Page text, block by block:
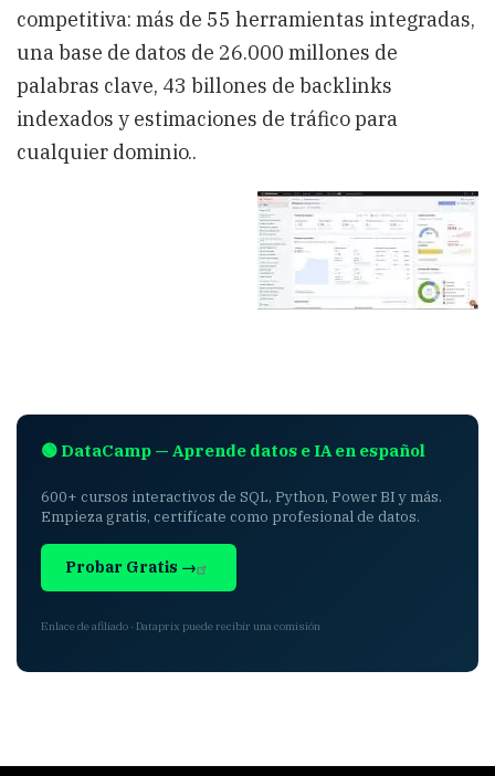
competitiva: más de 55 herramientas integradas,
una base de datos de 26.000 millones de
palabras clave, 43 billones de backlinks
indexados y estimaciones de tráfico para
cualquier dominio..
🟢 DataCamp — Aprende datos e IA en español
600+ cursos interactivos de SQL, Python, Power BI y más.
Empieza gratis, certifícate como profesional de datos.
Probar Gratis →
Enlace de afiliado · Dataprix puede recibir una comisión